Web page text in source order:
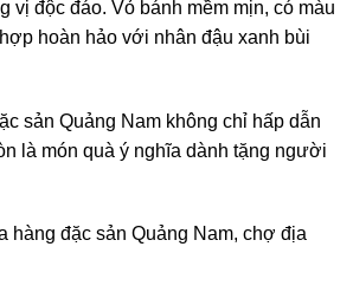
vị độc đáo. Vỏ bánh mềm mịn, có màu
hoàn hảo với nhân đậu xanh bùi
sản Quảng Nam không chỉ hấp dẫn
là món quà ý nghĩa dành tặng người
hàng đặc sản Quảng Nam, chợ địa